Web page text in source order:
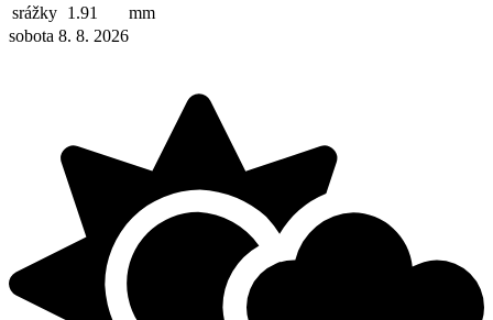
srážky 1.91
mm
sobota 8. 8. 2026